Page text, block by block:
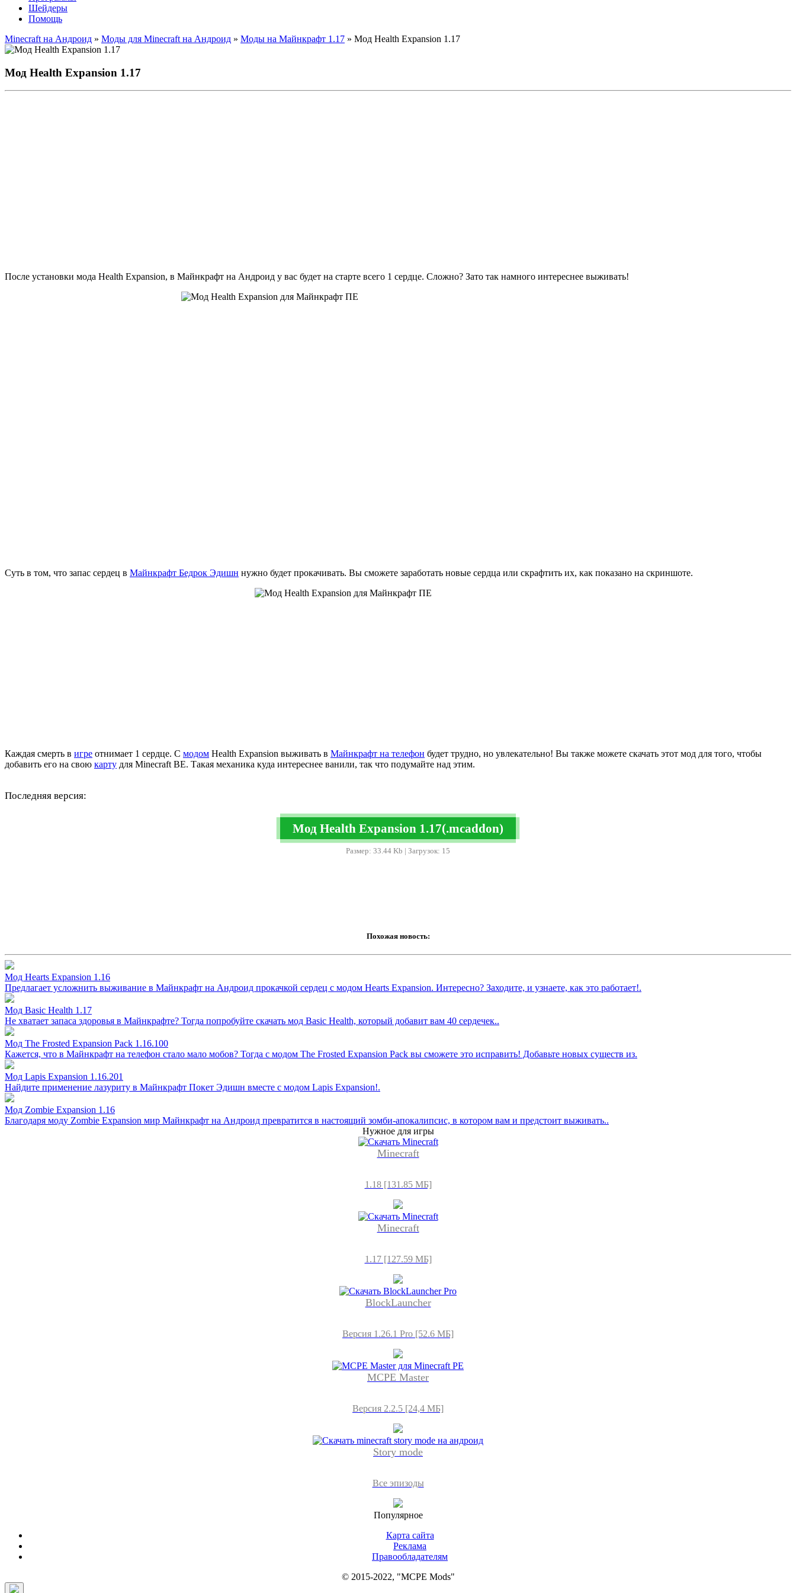
Шейдеры
Помощь
Minecraft на Андроид » Моды для Minecraft на Андроид » Моды на Майнкрафт 1.17 » Мод Health Expansion 1.17
Мод Health Expansion 1.17
После установки мода Health Expansion, в Майнкрафт на Андроид у вас будет на старте всего 1 сердце. Сложно? Зато так намного интереснее выживать!
Суть в том, что запас сердец в Майнкрафт Бедрок Эдишн нужно будет прокачивать. Вы сможете заработать новые сердца или скрафтить их, как показано на скриншоте.
Каждая смерть в игре отнимает 1 сердце. С модом Health Expansion выживать в Майнкрафт на телефон будет трудно, но увлекательно! Вы также можете скачать этот мод для того, чтобы
добавить его на свою карту для Minecraft BE. Такая механика куда интереснее ванили, так что подумайте над этим.
Последняя версия:
Мод Health Expansion 1.17(.mcaddon)
Размер: 33.44 Kb | Загрузок: 15
Похожая новость:
Мод Hearts Expansion 1.16
Предлагает усложнить выживание в Майнкрафт на Андроид прокачкой сердец с модом Hearts Expansion. Интересно? Заходите, и узнаете, как это работает!.
Мод Basic Health 1.17
Не хватает запаса здоровья в Майнкрафте? Тогда попробуйте скачать мод Basic Health, который добавит вам 40 сердечек..
Мод The Frosted Expansion Pack 1.16.100
Кажется, что в Майнкрафт на телефон стало мало мобов? Тогда с модом The Frosted Expansion Pack вы сможете это исправить! Добавьте новых существ из.
Мод Lapis Expansion 1.16.201
Найдите применение лазуриту в Майнкрафт Покет Эдишн вместе с модом Lapis Expansion!.
Мод Zombie Expansion 1.16
Благодаря моду Zombie Expansion мир Майнкрафт на Андроид превратится в настоящий зомби-апокалипсис, в котором вам и предстоит выживать..
Нужное для игры
Minecraft
1.18 [131.85 МБ]
Minecraft
1.17 [127.59 МБ]
BlockLauncher
Версия 1.26.1 Pro [52.6 МБ]
MCPE Master
Версия 2.2.5 [24,4 МБ]
Story mode
Все эпизоды
Популярное
Карта сайта
Реклама
Правообладателям
© 2015-2022, "MCPE Mods"